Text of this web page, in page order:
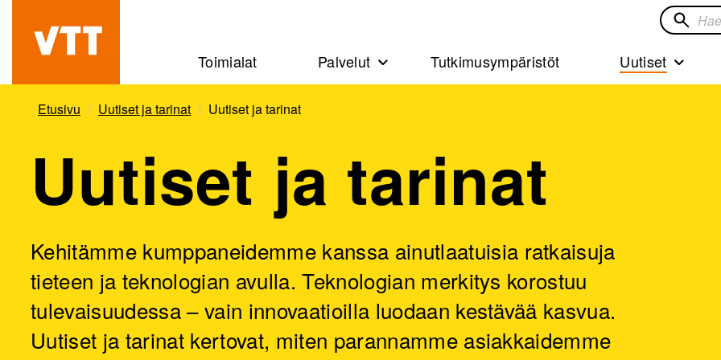
pääsisältöön
Beyond
the
obvious
Hae
Toimialat Palvelut Tutkimusympäristöt Uutiset
Etusivu Uutiset ja tarinat Uutiset ja tarinat
Uutiset ja tarinat
Kehitämme kumppaneidemme kanssa ainutlaatuisia ratkaisuja
tieteen ja teknologian avulla. Teknologian merkitys korostuu
tulevaisuudessa – vain innovaatioilla luodaan kestävää kasvua.
Uutiset ja tarinat kertovat, miten parannamme asiakkaidemme